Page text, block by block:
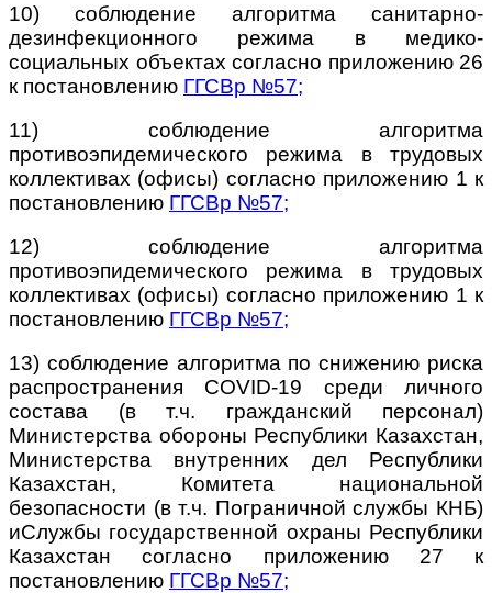
10) соблюдение алгоритма санитарно-
дезинфекционного режима в медико-
социальных объектах согласно приложению 26
к постановлению ГГСВр №57;
11) соблюдение алгоритма
противоэпидемического режима в трудовых
коллективах (офисы) согласно приложению 1 к
постановлению ГГСВр №57;
12) соблюдение алгоритма
противоэпидемического режима в трудовых
коллективах (офисы) согласно приложению 1 к
постановлению ГГСВр №57;
13) соблюдение алгоритма по снижению риска
распространения COVID-19 среди личного
состава (в т.ч. гражданский персонал)
Министерства обороны Республики Казахстан,
Министерства внутренних дел Республики
Казахстан, Комитета национальной
безопасности (в т.ч. Пограничной службы КНБ)
иСлужбы государственной охраны Республики
Казахстан согласно приложению 27 к
постановлению ГГСВр №57;